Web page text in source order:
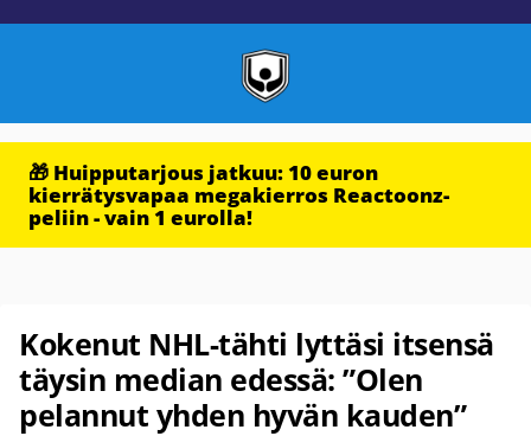
🎁 Huipputarjous jatkuu: 10 euron
kierrätysvapaa megakierros Reactoonz-
peliin - vain 1 eurolla!
Kokenut NHL-tähti lyttäsi itsensä
täysin median edessä: ”Olen
pelannut yhden hyvän kauden”